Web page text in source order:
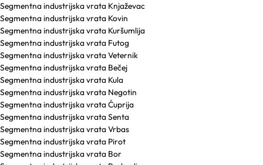
Segmentna industrijska vrata Knjaževac
Segmentna industrijska vrata Kovin
Segmentna industrijska vrata Kuršumlija
Segmentna industrijska vrata Futog
Segmentna industrijska vrata Veternik
Segmentna industrijska vrata Bečej
Segmentna industrijska vrata Kula
Segmentna industrijska vrata Negotin
Segmentna industrijska vrata Ćuprija
Segmentna industrijska vrata Senta
Segmentna industrijska vrata Vrbas
Segmentna industrijska vrata Pirot
Segmentna industrijska vrata Bor